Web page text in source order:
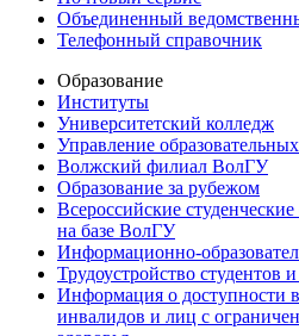
Объединенный
Телефонный справочник
Образование
Институты
Университетский колледж
Управление
Волжский филиал ВолГУ
Образование за рубежом
Всероссийские
на базе ВолГУ
Информационно-
Трудоустройство студентов
Информация о доступности
инвалидов и лиц с